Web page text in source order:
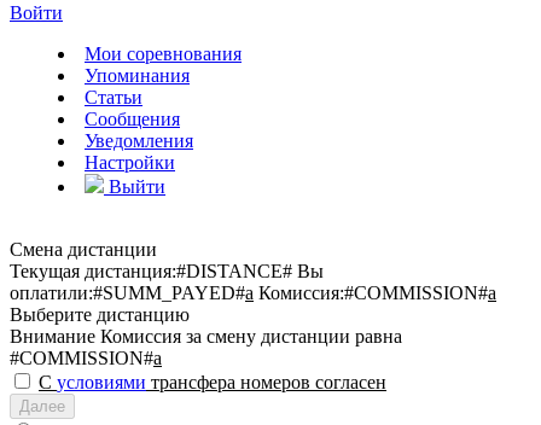
Войти
Мои соревнования
Упоминания
Статьи
Сообщения
Уведомления
Настройки
Выйти
Смена дистанции
Текущая дистанция:#DISTANCE# Вы
оплатили:#SUMM_PAYED#a Комиссия:#COMMISSION#a
Выберите дистанцию
Внимание Комиссия за смену дистанции равна
#COMMISSION#a
С условиями трансфера номеров согласен
Далее